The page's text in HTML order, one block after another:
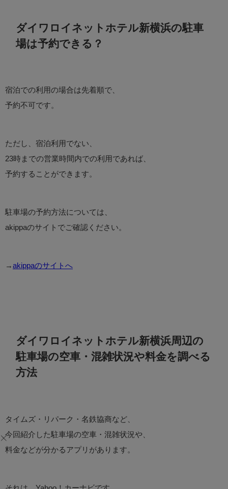
ダイワロイネットホテル新横浜の駐車
場は予約できる？
宿泊での利用の場合は先着順で、
予約不可です。
ただし、宿泊利用でない、
23時までの営業時間内での利用であれば、
予約することができます。
駐車場の予約方法については、
akippaのサイトでご確認ください。
→ akippaのサイトへ
ダイワロイネットホテル新横浜周辺の
駐車場の空車・混雑状況や料金を調べる
方法
タイムズ・リパーク・名鉄協商など、
今回紹介した駐車場の空車・混雑状況や、
料金などが分かるアプリがあります。
それは、Yahoo！カーナビです。